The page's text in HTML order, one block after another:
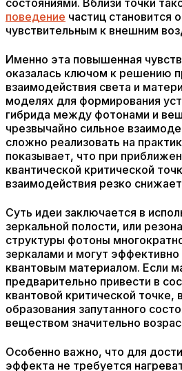
состояниями. Вблизи точки
поведение частиц становится
чувствительным к внешним
Именно эта повышенная
оказалась ключом к решению
взаимодействия света и
моделях для формирования
гибрида между фотонами и
чрезвычайно сильное
сложно реализовать на
показывает, что при
квантической критической
взаимодействия резко
Суть идеи заключается в
зеркальной полости, или
структуры фотоны
зеркалами и могут
квантовым материалом. Если
предварительно привести в
квантовой критической точке,
образования запутанного
веществом значительно
Особенно важно, что для
эффекта не требуется